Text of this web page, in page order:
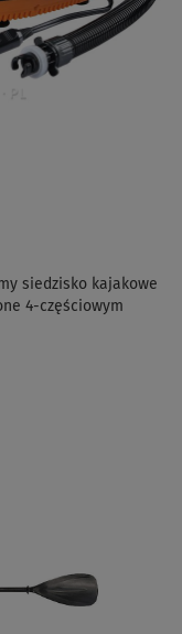
siedzisko kajakowe
4-częściowym